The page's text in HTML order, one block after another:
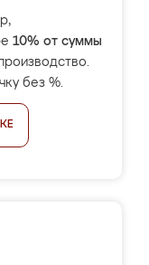
10% от суммы
без %.